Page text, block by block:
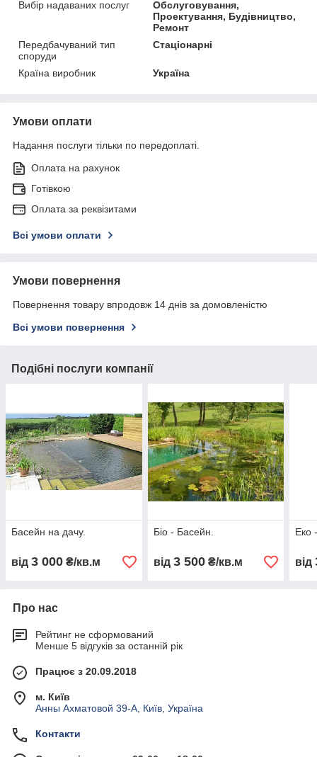
Вибір надаваних послуг
Обслуговування,
Проектування, Будівництво,
Ремонт
Передбачуваний тип
споруди
Стаціонарні
Країна виробник Україна
Умови оплати
Надання послуги тільки по передоплаті.
Оплата на рахунок
Готівкою
Оплата за реквізитами
Всі умови оплати
Умови повернення
Повернення товару впродовж 14 днів за домовленістю
Всі умови повернення
Подібні послуги компанії
Басейн на дачу.
від 3 000 ₴/кв.м
Біо - Басейн.
від 3 500₴/кв.м
Еко
від
Про нас
Рейтинг не сформований
Менше 5 відгуків за останній рік
Працює з 20.09.2018
м. Київ
Анны Ахматовой 39-А, Київ, Україна
Контакти